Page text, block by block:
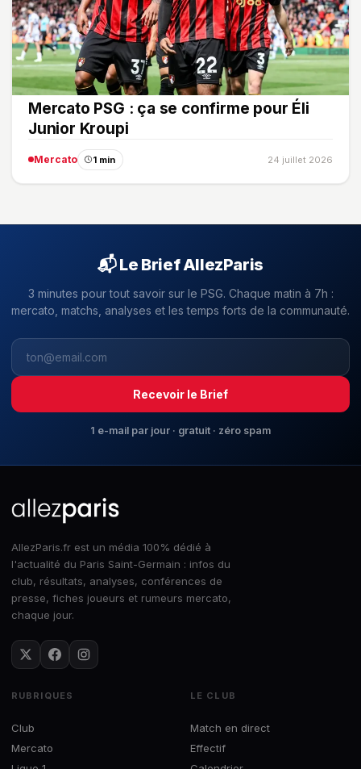
Mercato PSG : ça se confirme pour Éli
Junior Kroupi
Mercato 1 min 24 juillet 2026
📬 Le Brief AllezParis
3 minutes pour tout savoir sur le PSG. Chaque matin à 7h :
mercato, matchs, analyses et les temps forts de la communauté.
Recevoir le Brief
1 e-mail par jour · gratuit · zéro spam
AllezParis.fr est un média 100% dédié à
l'actualité du Paris Saint-Germain : infos du
club, résultats, analyses, conférences de
presse, fiches joueurs et rumeurs mercato,
chaque jour.
RUBRIQUES
Club
Mercato
LE CLUB
Match en direct
Effectif